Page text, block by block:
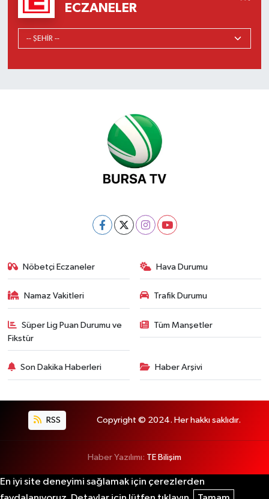
ECZANELER
Nöbetçi Eczaneler Hava Durumu
Namaz Vakitleri Trafik Durumu
Süper Lig Puan Durumu ve
Fikstür
Tüm Manşetler
Son Dakika Haberleri Haber Arşivi
RSS Copyright © 2024. Her hakkı saklıdır.
Haber Yazılımı: TE Bilişim
En iyi site deneyimi sağlamak için çerezlerden